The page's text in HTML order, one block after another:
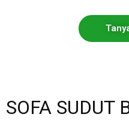
SOFA SUDUT